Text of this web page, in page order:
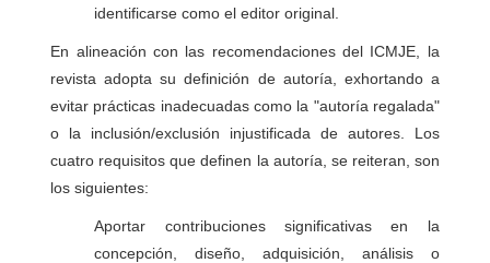
identificarse como el editor original.
En alineación con las recomendaciones del ICMJE, la
revista adopta su definición de autoría, exhortando a
evitar prácticas inadecuadas como la "autoría regalada"
o la inclusión/exclusión injustificada de autores. Los
cuatro requisitos que definen la autoría, se reiteran, son
los siguientes:
Aportar contribuciones significativas en la
concepción, diseño, adquisición, análisis o